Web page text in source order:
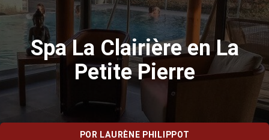
Spa La Clairière en La
Petite Pierre
POR LAURÈNE PHILIPPOT